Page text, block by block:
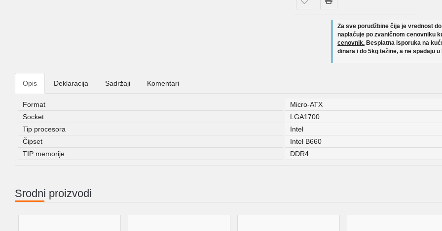
Za sve porudžbine čija je vrednost
naplaćuje po zvaničnom cenovniku
cenovnik. Besplatna isporuka na
dinara i do 5kg težine, a ne spadaju
Opis Deklaracija Sadržaji Komentari
Format
Micro-ATX
Socket
LGA1700
Tip procesora
Intel
Čipset
Intel B660
TIP memorije
DDR4
Srodni proizvodi